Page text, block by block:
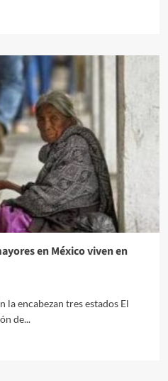
en México viven en
la encabezan tres estados El
de...